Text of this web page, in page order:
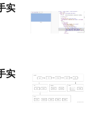
实
实